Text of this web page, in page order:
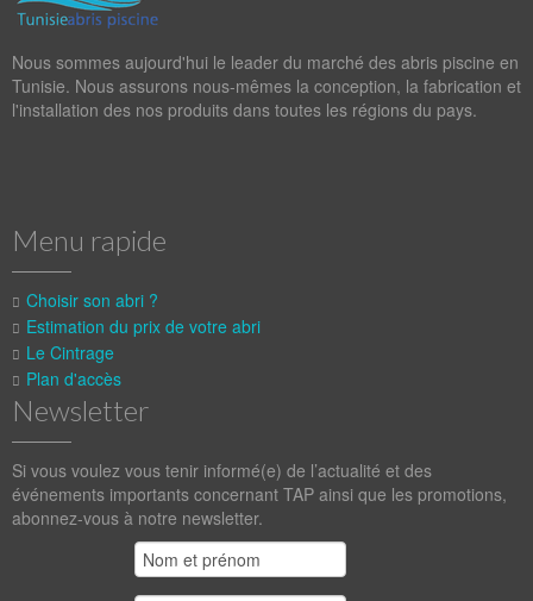
Nous sommes aujourd'hui le leader du marché des abris piscine en
Tunisie. Nous assurons nous-mêmes la conception, la fabrication et
l'installation des nos produits dans toutes les régions du pays.
Menu rapide
Choisir son abri ?
Estimation du prix de votre abri
Le Cintrage
Plan d'accès
Newsletter
Si vous voulez vous tenir informé(e) de l’actualité et des
événements importants concernant TAP ainsi que les promotions,
abonnez-vous à notre newsletter.